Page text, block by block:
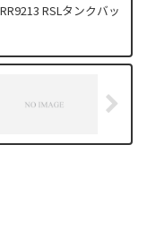
RSLタンクバッ